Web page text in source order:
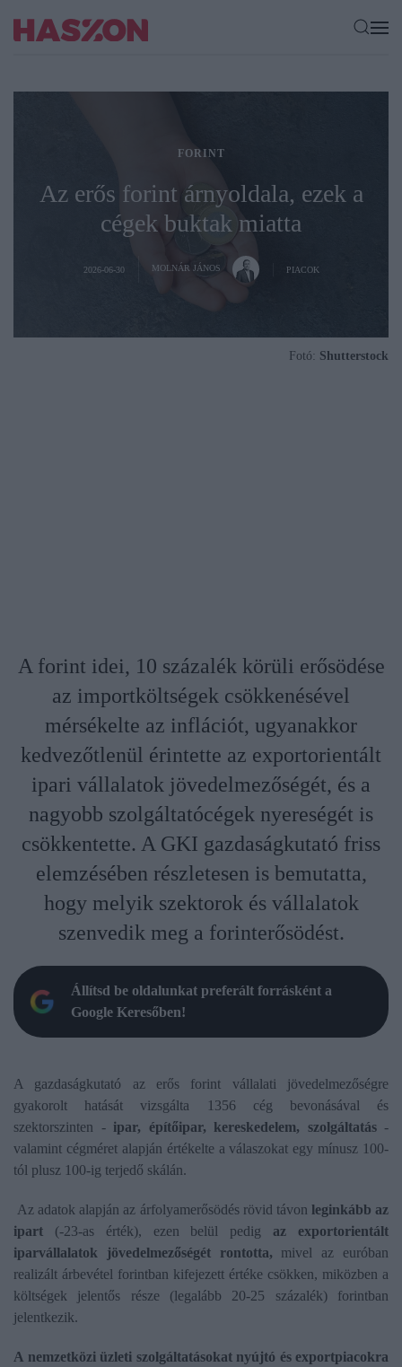
FORINT
Az erős forint árnyoldala, ezek a
cégek buktak miatta
2026-06-30 MOLNÁR JÁNOS PIACOK
Fotó: Shutterstock
A forint idei, 10 százalék körüli erősödése
az importköltségek csökkenésével
mérsékelte az inflációt, ugyanakkor
kedvezőtlenül érintette az exportorientált
ipari vállalatok jövedelmezőségét, és a
nagyobb szolgáltatócégek nyereségét is
csökkentette. A GKI gazdaságkutató friss
elemzésében részletesen is bemutatta,
hogy melyik szektorok és vállalatok
szenvedik meg a forinterősödést.
Állítsd be oldalunkat preferált forrásként a
Google Keresőben!
A gazdaságkutató az erős forint vállalati jövedelmezőségre
gyakorolt hatását vizsgálta 1356 cég bevonásával és
szektorszinten - ipar, építőipar, kereskedelem, szolgáltatás-
valamint cégméret alapján értékelte a válaszokat egy mínusz 100-
tól plusz 100-ig terjedő skálán.
Az adatok alapján az árfolyamerősödés rövid távon leginkább az
ipart (-23-as érték), ezen belül pedig az exportorientált
iparvállalatok jövedelmezőségét rontotta, mivel az euróban
realizált árbevétel forintban kifejezett értéke csökken, miközben a
költségek jelentős része (legalább 20-25 százalék) forintban
jelentkezik.
A nemzetközi üzleti szolgáltatásokat nyújtó és exportpiacokra